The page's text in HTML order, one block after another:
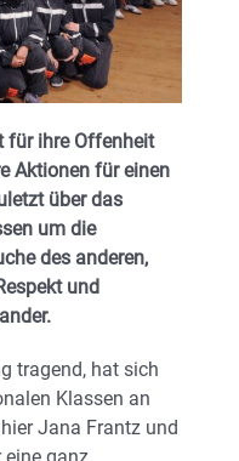
für ihre Offenheit
Aktionen für einen
über das
um die
des anderen,
und
tragend, hat sich
Klassen an
Jana Frantz und